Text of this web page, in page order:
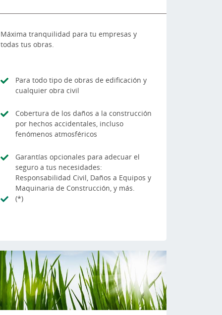
Máxima tranquilidad para tu empresas y
todas tus obras.
Para todo tipo de obras de edificación y
cualquier obra civil
Cobertura de los daños a la construcción
por hechos accidentales, incluso
fenómenos atmosféricos
Garantías opcionales para adecuar el
seguro a tus necesidades:
Responsabilidad Civil, Daños a Equipos y
Maquinaria de Construcción, y más.
(*)